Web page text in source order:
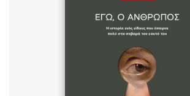
Καθρέφτης